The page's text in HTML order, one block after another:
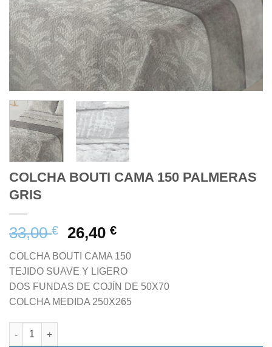
COLCHA BOUTI CAMA 150 PALMERAS
GRIS
33,00€ 26,40 €
COLCHA BOUTI CAMA 150
TEJIDO SUAVE Y LIGERO
DOS FUNDAS DE COJÍN DE 50X70
COLCHA MEDIDA 250X265
COLCHA BOUTI CAMA 150 PALMERAS GRIS cantidad